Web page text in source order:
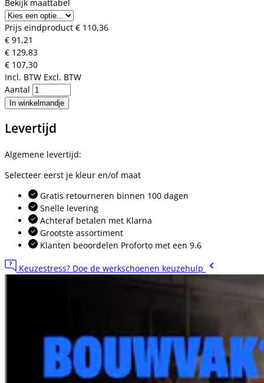
Bekijk maattabel
Prijs eindproduct € 110,36
€ 91,21
€ 129,83
€ 107,30
Incl. BTW Excl. BTW
Aantal
In winkelmandje
Levertijd
Algemene levertijd:
Selecteer eerst je kleur en/of maat
Gratis retourneren binnen 100 dagen
Snelle levering
Achteraf betalen met Klarna
Grootste assortiment
Klanten beoordelen Proforto met een 9.6
Keuzestress? Doe de werkschoenen keuzehulp